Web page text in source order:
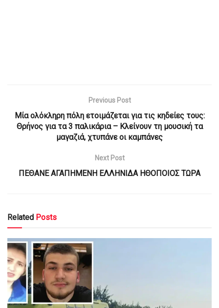
Previous Post
Μία ολόκληρη πόλη ετοιμάζεται για τις κηδείες τους:
Θρήνoς για τα 3 παλικάρια – Κλείνουν τη μουσική τα
μαγαζιά, χτυπάνε οι καμπάνες
Next Post
ΠΕΘΑΝΕ ΑΓΑΠΗΜΕΝΗ ΕΛΛΗΝΙΔΑ ΗΘΟΠΟΙΟΣ ΤΩΡΑ
Related Posts